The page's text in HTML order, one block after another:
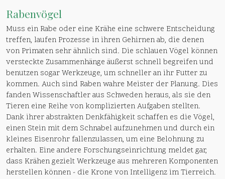
Rabenvögel
Muss ein Rabe oder eine Krähe eine schwere Entscheidung
treffen, laufen Prozesse in ihren Gehirnen ab, die denen
von Primaten sehr ähnlich sind. Die schlauen Vögel können
versteckte Zusammenhänge äußerst schnell begreifen und
benutzen sogar Werkzeuge, um schneller an ihr Futter zu
kommen. Auch sind Raben wahre Meister der Planung. Dies
fanden Wissenschaftler aus Schweden heraus, als sie den
Tieren eine Reihe von komplizierten Aufgaben stellten.
Dank ihrer abstrakten Denkfähigkeit schaffen es die Vögel,
einen Stein mit dem Schnabel aufzunehmen und durch ein
kleines Eisenrohr fallenzulassen, um eine Belohnung zu
erhalten. Eine andere Forschungseinrichtung meldet gar,
dass Krähen gezielt Werkzeuge aus mehreren Komponenten
herstellen können - die Krone von Intelligenz im Tierreich.